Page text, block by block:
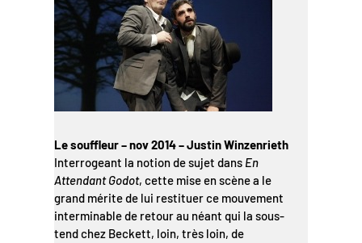
Le souffleur – nov 2014 – Justin Winzenrieth
Interrogeant la notion de sujet dans En
Attendant Godot, cette mise en scène a le
grand mérite de lui restituer ce mouvement
interminable de retour au néant qui la sous-
tend chez Beckett, loin, très loin, de